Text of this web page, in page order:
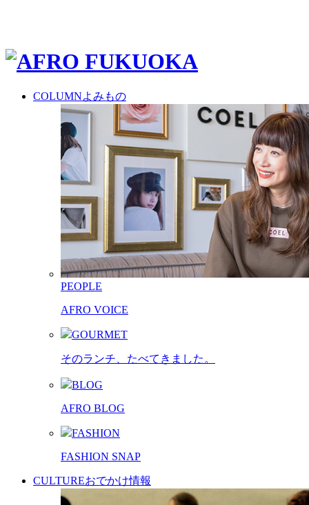
COLUMNよみもの
PEOPLE
AFRO VOICE
GOURMET
そのランチ、たべてきました。
BLOG
AFRO BLOG
FASHION
FASHION SNAP
CULTUREおでかけ情報